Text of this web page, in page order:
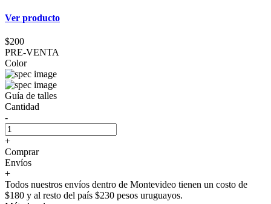
Ver producto
$200
PRE-VENTA
Color
Guía de talles
Cantidad
-
+
Comprar
Envíos
+
Todos nuestros envíos dentro de Montevideo tienen un costo de
$180 y al resto del país $230 pesos uruguayos.